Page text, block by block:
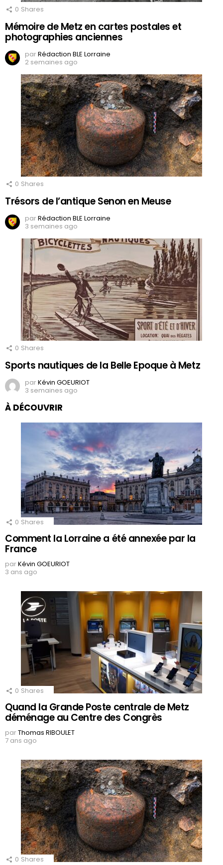
0 Shares
Mémoire de Metz en cartes postales et
photographies anciennes
parRédaction BLE Lorraine
2 semaines ago
0 Shares
Trésors de l’antique Senon en Meuse
parRédaction BLE Lorraine
3 semaines ago
0 Shares
Sports nautiques de la Belle Epoque à Metz
parKévin GOEURIOT
3 semaines ago
À DÉCOUVRIR
0 Shares
Comment la Lorraine a été annexée par la
France
parKévin GOEURIOT
3 ans ago
0 Shares
Quand la Grande Poste centrale de Metz
déménage au Centre des Congrès
parThomas RIBOULET
7 ans ago
0 Shares